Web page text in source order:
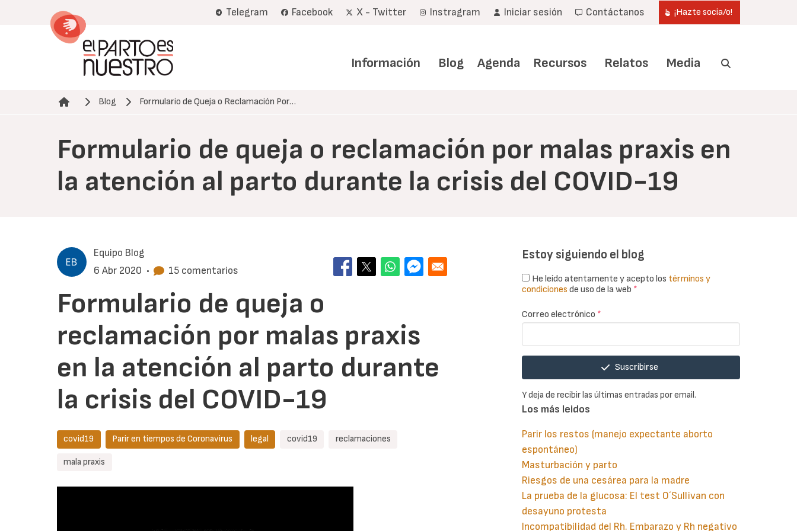
Telegram Facebook X - Twitter Instragram Iniciar sesión Contáctanos ¡Hazte socia/o!
Información Blog Agenda Recursos Relatos Media
Ruta de navegación
Blog Formulario de Queja o Reclamación Por…
Formulario de queja o reclamación por malas praxis en
la atención al parto durante la crisis del COVID-19
Equipo Blog
6 Abr 2020 • 15 comentarios
Formulario de queja o
reclamación por malas praxis
en la atención al parto durante
la crisis del COVID-19
covid19 Parir en tiempos de Coronavirus legal covid19 reclamaciones
mala praxis
Estoy siguiendo el blog
He leído atentamente y acepto los términos y
condiciones de uso de la web *
Correo electrónico *
Suscribirse
Y deja de recibir las últimas entradas por email.
Los más leidos
Parir los restos (manejo expectante aborto
espontáneo)
Masturbación y parto
Riesgos de una cesárea para la madre
La prueba de la glucosa: El test O´Sullivan con
desayuno protesta
Incompatibilidad del Rh. Embarazo y Rh negativo